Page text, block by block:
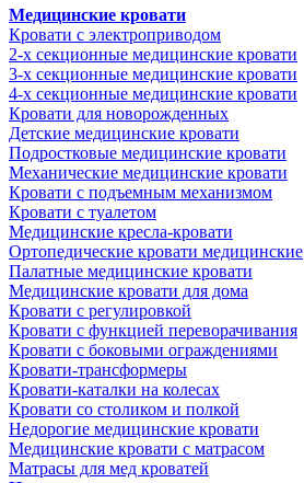
Медицинские кровати
Кровати с электроприводом
2-х секционные медицинские кровати
3-х секционные медицинские кровати
4-х секционные медицинские кровати
Кровати для новорожденных
Детские медицинские кровати
Подростковые медицинские кровати
Механические медицинские кровати
Кровати с подъемным механизмом
Кровати с туалетом
Медицинские крeсла-кровати
Ортопедические кровати медицинские
Палатные медицинские кровати
Медицинские кровати для дома
Кровати с регулировкой
Кровати с функцией переворачивания
Кровати с боковыми ограждениями
Кровати-трансформеры
Кровати-каталки на колесах
Кровати со столиком и полкой
Недорогие медицинские кровати
Медицинские кровати с матрасом
Матрасы для мед кроватей